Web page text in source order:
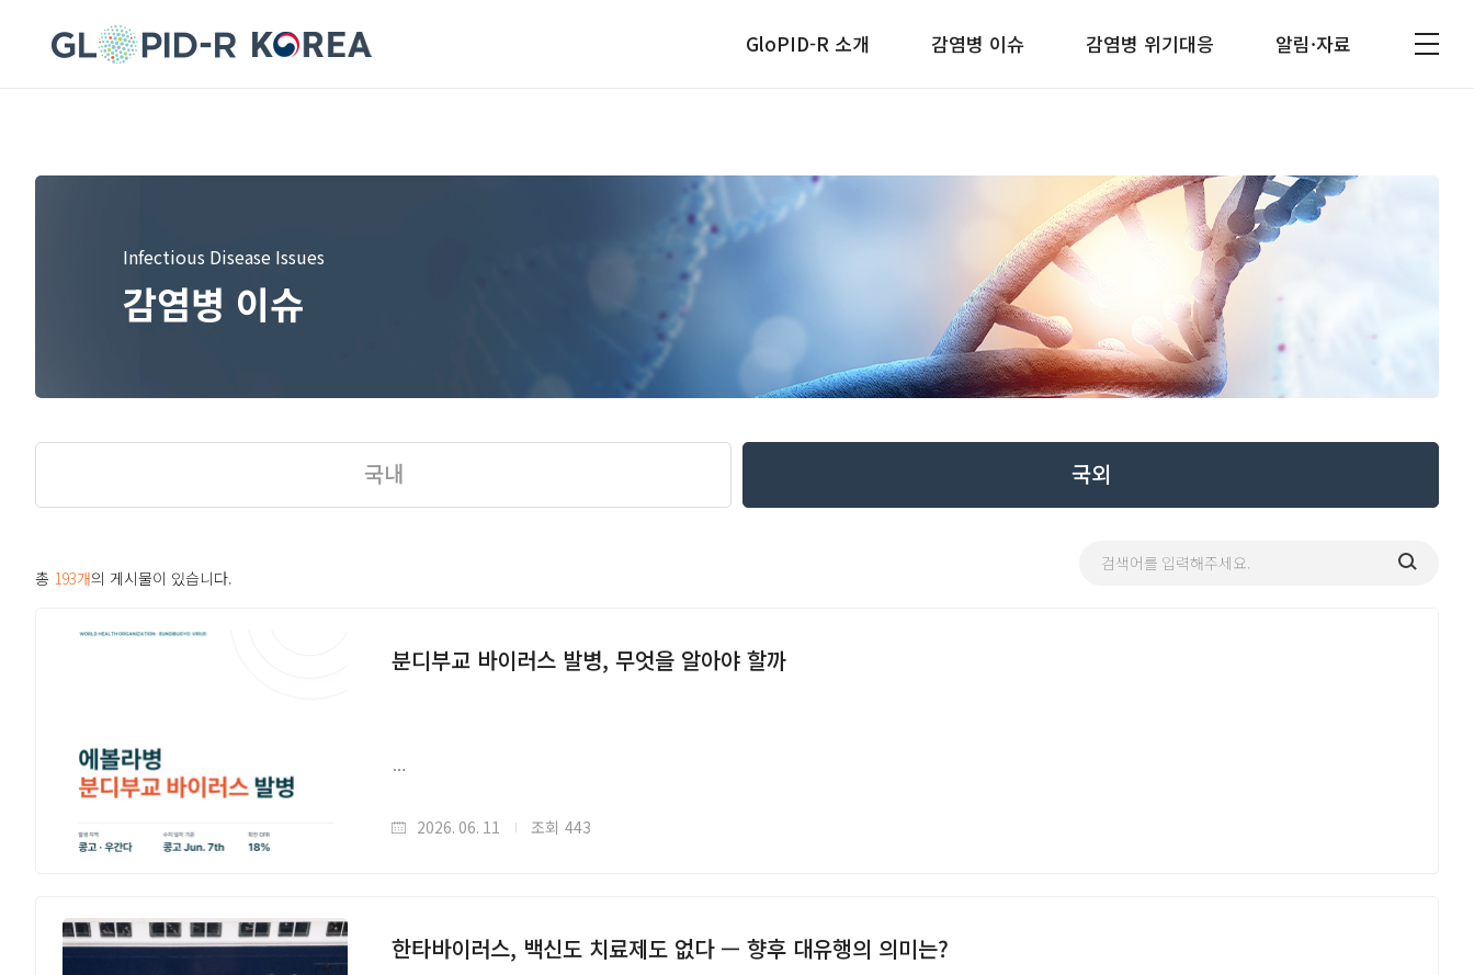
GloPID-R 소개 감염병 이슈 감염병 위기대응 알림·자료
Infectious Disease Issues
감염병 이슈
국내 국외
총 193개의 게시물이 있습니다.
분디부교 바이러스 발병, 무엇을 알아야 할까
2026. 06. 11 조회 443
한타바이러스, 백신도 치료제도 없다 — 향후 대유행의 의미는?